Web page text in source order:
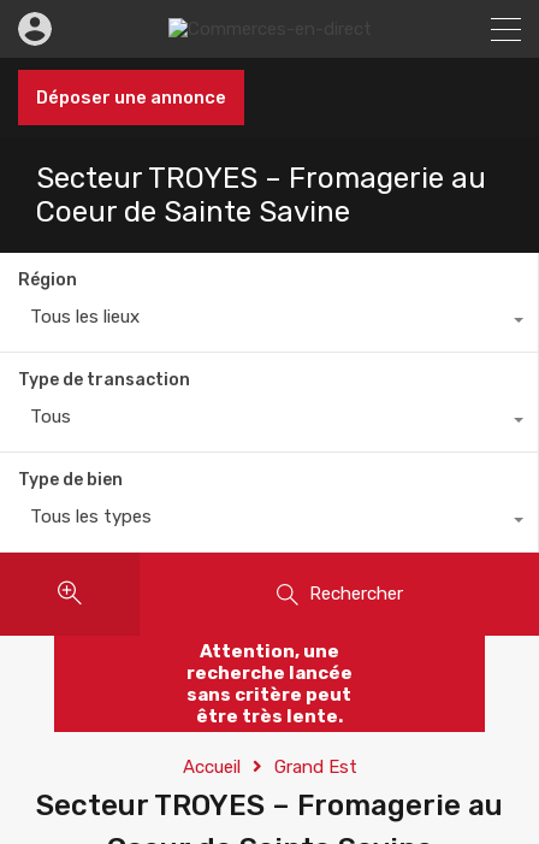
Déposer une annonce
Secteur TROYES – Fromagerie au
Coeur de Sainte Savine
Région
Tous les lieux
Type de transaction
Tous
Type de bien
Tous les types
Rechercher
Attention, une
recherche lancée
sans critère peut
être très lente.
Accueil Grand Est
Secteur TROYES – Fromagerie au